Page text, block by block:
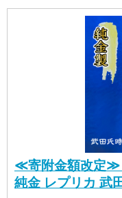
≪寄附金額改定≫
純金 レプリカ 武